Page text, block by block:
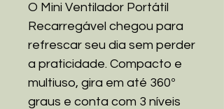
O Mini Ventilador Portátil
Recarregável chegou para
refrescar seu dia sem perder
a praticidade. Compacto e
multiuso, gira em até 360º
graus e conta com 3 níveis